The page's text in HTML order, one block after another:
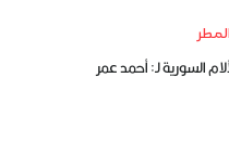
السورية لـ: أحمد عمر